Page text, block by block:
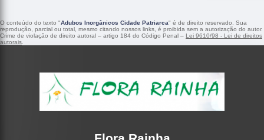
O conteúdo do texto "Adubos Inorgânicos Cidade Patriarca" é de direito reservado. Sua
reprodução, parcial ou total, mesmo citando nossos links, é proibida sem a autorização do autor.
Crime de violação de direito autoral – artigo 184 do Código Penal – Lei 9610/98 - Lei de direitos
autorais